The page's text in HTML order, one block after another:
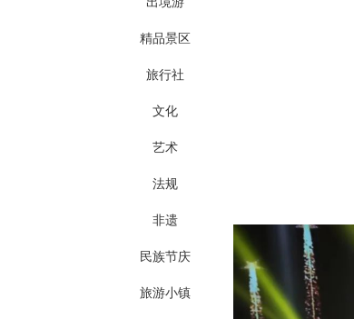
精品景区
旅行社
文化
艺术
法规
非遗
民族节庆
旅游小镇